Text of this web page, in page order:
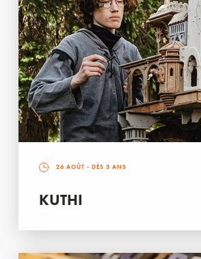
26 AOÛT - DÈS 3 ANS
KUTHI